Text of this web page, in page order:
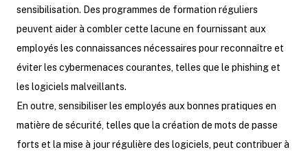
sensibilisation. Des programmes de formation réguliers
peuvent aider à combler cette lacune en fournissant aux
employés les connaissances nécessaires pour reconnaître et
éviter les cybermenaces courantes, telles que le phishing et
les logiciels malveillants.
En outre, sensibiliser les employés aux bonnes pratiques en
matière de sécurité, telles que la création de mots de passe
forts et la mise à jour régulière des logiciels, peut contribuer à